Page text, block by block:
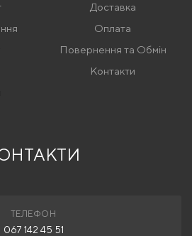
Доставка
Оплата
Повернення та Обмін
Контакти
ТЕЛЕФОН
067 142 45 51